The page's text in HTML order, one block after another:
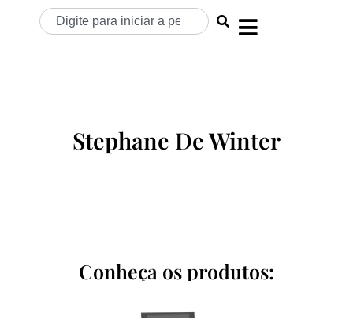
Stephane De Winter
Conheça os produtos: